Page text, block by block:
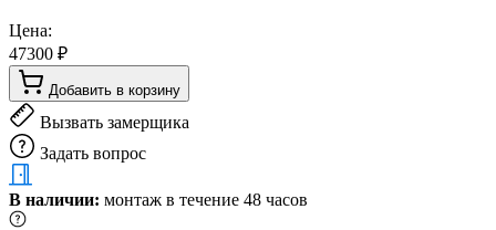
Цена:
47300 ₽
Добавить в корзину
Вызвать замерщика
Задать вопрос
В наличии: монтаж в течение 48 часов